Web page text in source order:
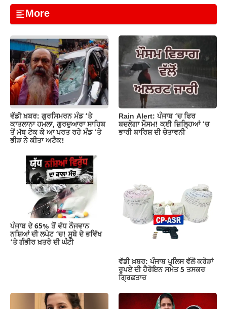
c
e
b
o
o
k
at
s
A
p
p
aile
gr
a
m
p
y
Li
n
k
ar
e
More
ਵੱਡੀ ਖ਼ਬਰ: ਗੁਰਸਿਮਰਨ ਮੰਡ ‘ਤੇ
ਕਾਤਲਾਨਾ ਹਮਲਾ, ਗੁਰਦੁਆਰਾ ਸਾਹਿਬ
ਤੋਂ ਮੱਥ ਟੇਕ ਕੇ ਆ ਪਰਤ ਰਹੇ ਮੰਡ ‘ਤੇ
ਭੀੜ ਨੇ ਕੀਤਾ ਅਟੈਕ!
Rain Alert: ਪੰਜਾਬ ‘ਚ ਫਿਰ
ਬਦਲੇਗਾ ਮੌਸਮ! ਕਈ ਜ਼ਿਲ੍ਹਿਆਂ ‘ਚ
ਭਾਰੀ ਬਾਰਿਸ਼ ਦੀ ਚੇਤਾਵਨੀ
ਪੰਜਾਬ ਦੇ 65% ਤੋਂ ਵੱਧ ਨੌਜਵਾਨ
ਨਸ਼ਿਆਂ ਦੀ ਲਪੇਟ ‘ਚ! ਸੂਬੇ ਦੇ ਭਵਿੱਖ
‘ਤੇ ਗੰਭੀਰ ਖ਼ਤਰੇ ਦੀ ਘੰਟੀ
ਵੱਡੀ ਖ਼ਬਰ: ਪੰਜਾਬ ਪੁਲਿਸ ਵੱਲੋਂ ਕਰੋੜਾਂ
ਰੁਪਏ ਦੀ ਹੈਰੋਇਨ ਸਮੇਤ 5 ਤਸਕਰ
ਗ੍ਰਿਫ਼ਤਾਰ